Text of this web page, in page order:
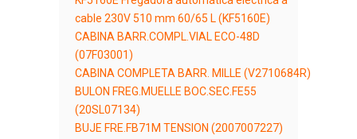
cable 230V 510 mm 60/65 L (KF5160E)
CABINA BARR.COMPL.VIAL ECO-48D
(07F03001)
CABINA COMPLETA BARR. MILLE (V2710684R)
BULON FREG.MUELLE BOC.SEC.FE55
(20SL07134)
BUJE FRE.FB71M TENSION (2007007227)